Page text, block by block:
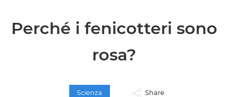
Perché i fenicotteri sono
rosa?
Scienza Share